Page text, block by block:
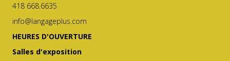
418 668.6635
info@langageplus.com
HEURES D'OUVERTURE
Salles d'exposition